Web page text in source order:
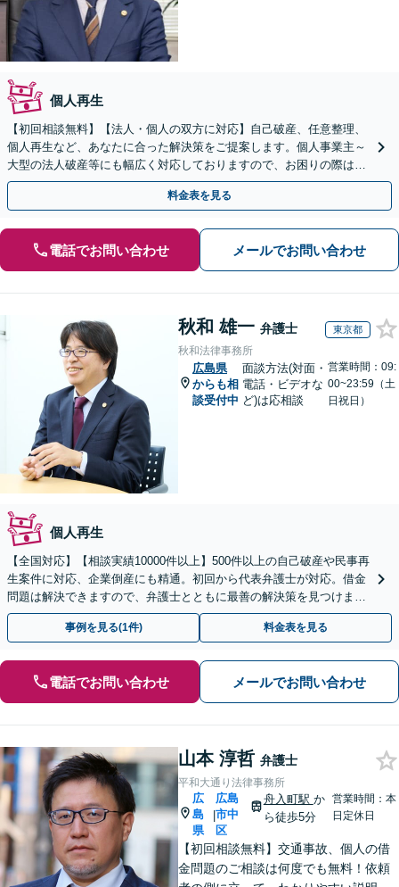
個人再生
【初回相談無料】【法人・個人の双方に対応】自己破産、任意整理、
個人再生など、あなたに合った解決策をご提案します。個人事業主～
大型の法人破産等にも幅広く対応しておりますので、お困りの際はご
相談ください。新たなスタートを丁寧に支援いたします。
料金表を見る
電話でお問い合わせ メールでお問い合わせ
秋和 雄一 弁護士 東京都
秋和法律事務所
広島県
からも相
談受付中
面談方法(対面・
電話・ビデオな
ど)は応相談
営業時間：09:
00~23:59（土
日祝日）
個人再生
【全国対応】【相談実績10000件以上】500件以上の自己破産や民事再
生案件に対応、企業倒産にも精通。初回から代表弁護士が対応。借金
問題は解決できますので、弁護士とともに最善の解決策を見つけまし
ょう【初回相談無料】【法テラス利用可】
事例を見る(1件) 料金表を見る
電話でお問い合わせ メールでお問い合わせ
山本 淳哲 弁護士
平和大通り法律事務所
広
島
県
|
広島
市中
区
舟入町駅 か
ら徒歩5分
営業時間：本
日定休日
【初回相談無料】交通事故、個人の借
金問題のご相談は何度でも無料！依頼